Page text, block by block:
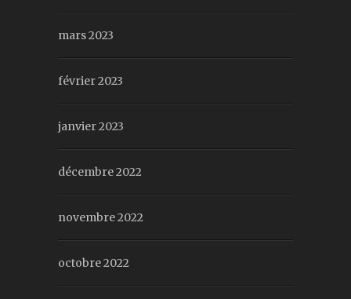
mars 2023
février 2023
janvier 2023
décembre 2022
novembre 2022
octobre 2022